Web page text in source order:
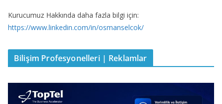
Kurucumuz Hakkında daha fazla bilgi için:
https://www.linkedin.com/in/osmanselcok/
Bilişim Profesyonelleri | Reklamlar